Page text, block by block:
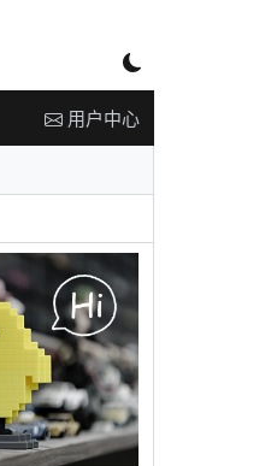
用户中心